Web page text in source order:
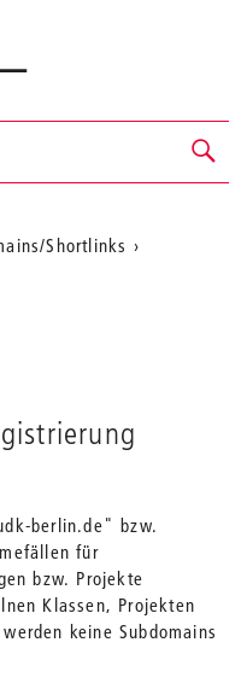
Shortlinks
berlin.de" bzw.
bzw. Projekte
Klassen, Projekten
keine Subdomains